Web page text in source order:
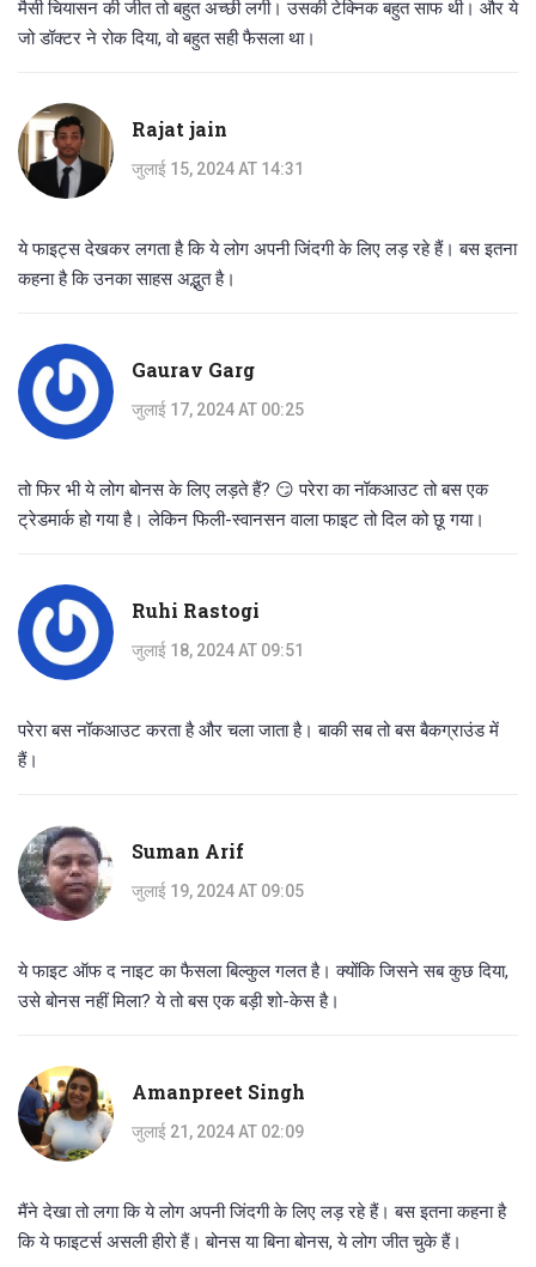
मैसी चियासन की जीत तो बहुत अच्छी लगी। उसकी टेक्निक बहुत साफ थी। और ये
जो डॉक्टर ने रोक दिया, वो बहुत सही फैसला था।
Rajat jain
जुलाई 15, 2024 AT 14:31
ये फाइट्स देखकर लगता है कि ये लोग अपनी जिंदगी के लिए लड़ रहे हैं। बस इतना
कहना है कि उनका साहस अद्भुत है।
Gaurav Garg
जुलाई 17, 2024 AT 00:25
तो फिर भी ये लोग बोनस के लिए लड़ते हैं? 😏 परेरा का नॉकआउट तो बस एक
ट्रेडमार्क हो गया है। लेकिन फिली-स्वानसन वाला फाइट तो दिल को छू गया।
Ruhi Rastogi
जुलाई 18, 2024 AT 09:51
परेरा बस नॉकआउट करता है और चला जाता है। बाकी सब तो बस बैकग्राउंड में
हैं।
Suman Arif
जुलाई 19, 2024 AT 09:05
ये फाइट ऑफ द नाइट का फैसला बिल्कुल गलत है। क्योंकि जिसने सब कुछ दिया,
उसे बोनस नहीं मिला? ये तो बस एक बड़ी शो-केस है।
Amanpreet Singh
जुलाई 21, 2024 AT 02:09
मैंने देखा तो लगा कि ये लोग अपनी जिंदगी के लिए लड़ रहे हैं। बस इतना कहना है
कि ये फाइटर्स असली हीरो हैं। बोनस या बिना बोनस, ये लोग जीत चुके हैं।